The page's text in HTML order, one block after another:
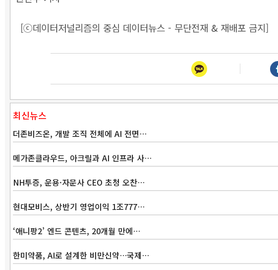
[ⓒ데이터저널리즘의 중심 데이터뉴스 - 무단전재 & 재배포 금지]
최신뉴스
더존비즈온, 개발 조직 전체에 AI 전면…
메가존클라우드, 아크릴과 AI 인프라 사…
NH투증, 운용·자문사 CEO 초청 오찬…
현대모비스, 상반기 영업이익 1조777…
‘애니팡2’ 엔드 콘텐츠, 20개월 만에…
한미약품, AI로 설계한 비만신약…국제…